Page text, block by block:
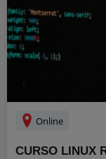
Online
CURSO LINUX